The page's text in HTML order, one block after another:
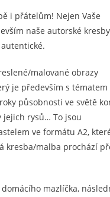
i přátelům! Nejen Vaše
naše autorské
malované obrazy
je především s tématem
působnosti ve světě
rysů… To jsou
ve formátu A2,
kresba/malba prochází
mazlíčka,